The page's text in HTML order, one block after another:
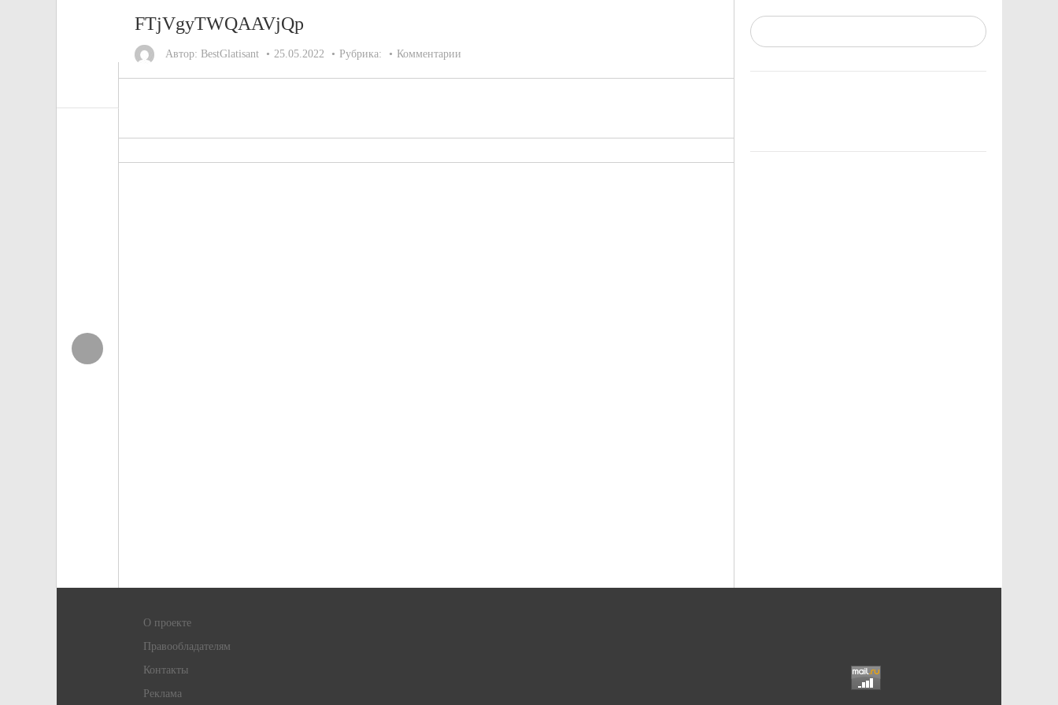
FTjVgyTWQAAVjQp
Автор: BestGlatisant 25.05.2022 Рубрика: Комментарии
О проекте
Правообладателям
Контакты
Реклама